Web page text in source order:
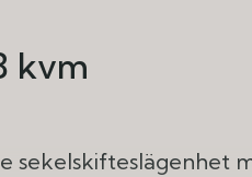
kvm
sekelskifteslägenhet